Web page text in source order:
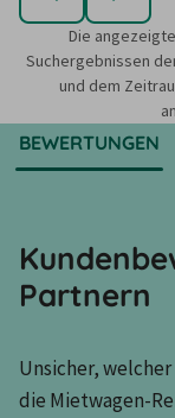
Die
Suchergebnissen
und dem
BEWERTUNGEN
Partnern
Unsicher,
die Mietwagen-